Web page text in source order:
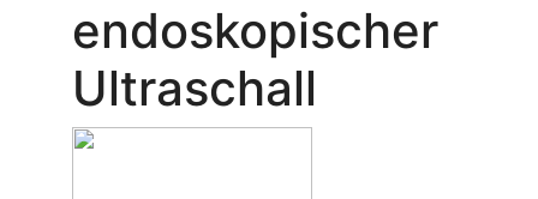
endoskopischer
Ultraschall